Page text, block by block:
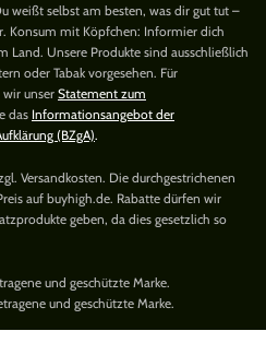
weißt selbst am besten, was dir gut tut –
Konsum mit Köpfchen: Informier dich
Land. Unsere Produkte sind ausschließlich
oder Tabak vorgesehen. Für
unserStatement zum
das Informationsangebot der
(BZgA).
Versandkosten. Die durchgestrichenen
auf buyhigh.de. Rabatte dürfen wir
geben, da dies gesetzlich so
und geschützte Marke.
und geschützte Marke.